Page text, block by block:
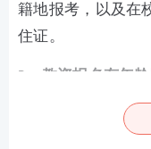
籍地报考，以及在
住证。
3、教资报名有年
教资报名只要未到